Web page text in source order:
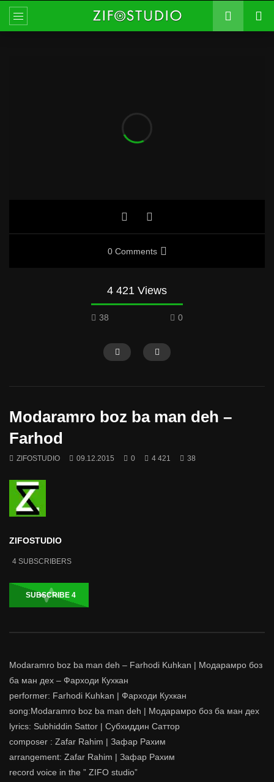
0 Comments
4 421 Views
38 0
Modaramro boz ba man deh –
Farhod
ZIFOSTUDIO 09.12.2015 0 4 421 38
ZIFOSTUDIO
4 SUBSCRIBERS
SUBSCRIBE 4
Modaramro boz ba man deh – Farhodi Kuhkan | Модарамро боз
ба ман дех – Фарходи Кухкан
performer: Farhodi Kuhkan | Фарходи Кухкан
song:Modaramro boz ba man deh | Модарамро боз ба ман дех
lyrics: Subhiddin Sattor | Субхиддин Саттор
composer : Zafar Rahim | Зафар Рахим
arrangement: Zafar Rahim | Зафар Рахим
record voice in the ” ZIFO studio”